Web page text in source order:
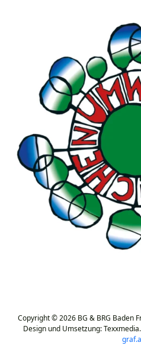
Copyright © 2026 BG & BRG Baden
Design und Umsetzung: